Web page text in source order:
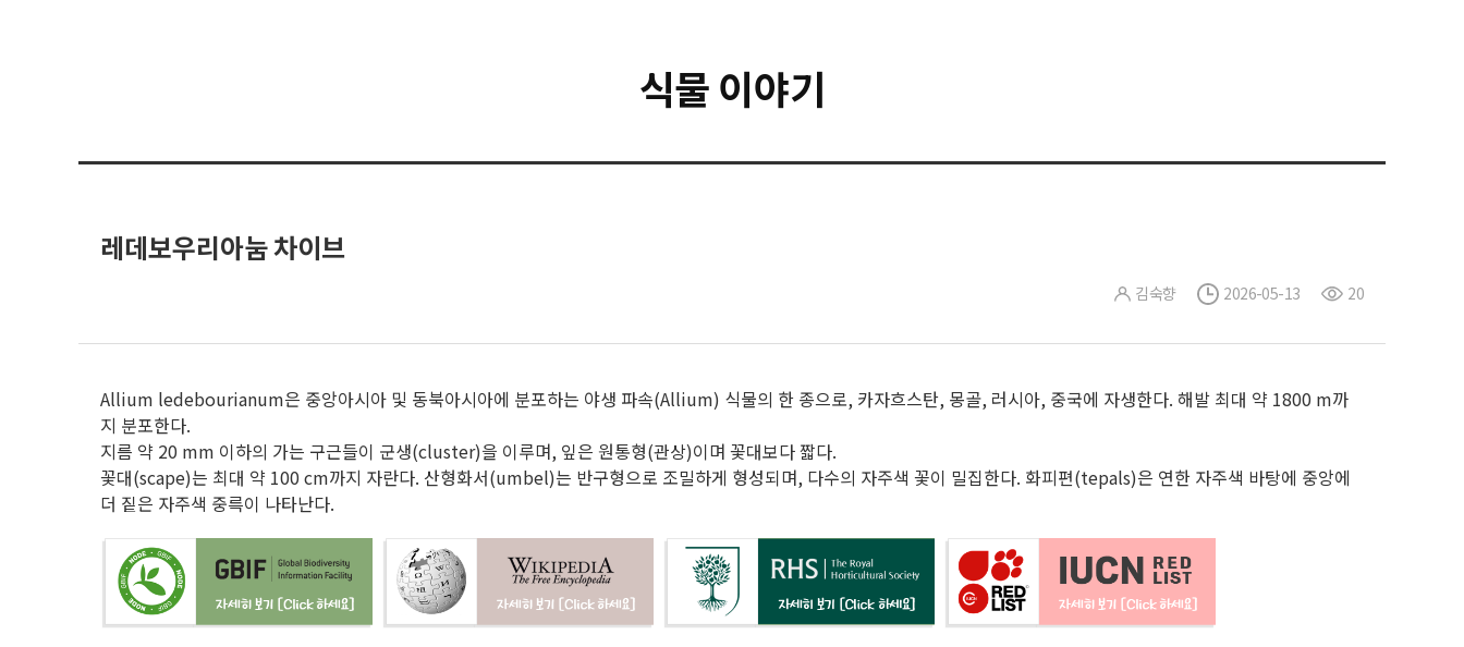
식물 이야기
레데보우리아눔 차이브
김숙향 2026-05-13 20
Allium ledebourianum은 중앙아시아 및 동북아시아에 분포하는 야생 파속(Allium) 식물의 한 종으로, 카자흐스탄, 몽골, 러시아, 중국에 자생한다. 해발 최대 약 1800 m까
지 분포한다.
지름 약 20 mm 이하의 가는 구근들이 군생(cluster)을 이루며, 잎은 원통형(관상)이며 꽃대보다 짧다.
꽃대(scape)는 최대 약 100 cm까지 자란다. 산형화서(umbel)는 반구형으로 조밀하게 형성되며, 다수의 자주색 꽃이 밀집한다. 화피편(tepals)은 연한 자주색 바탕에 중앙에
더 짙은 자주색 중륵이 나타난다.